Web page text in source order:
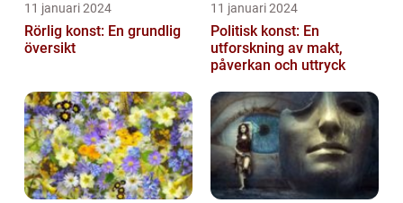
11 januari 2024
Rörlig konst: En grundlig
översikt
11 januari 2024
Politisk konst: En
utforskning av makt,
påverkan och uttryck